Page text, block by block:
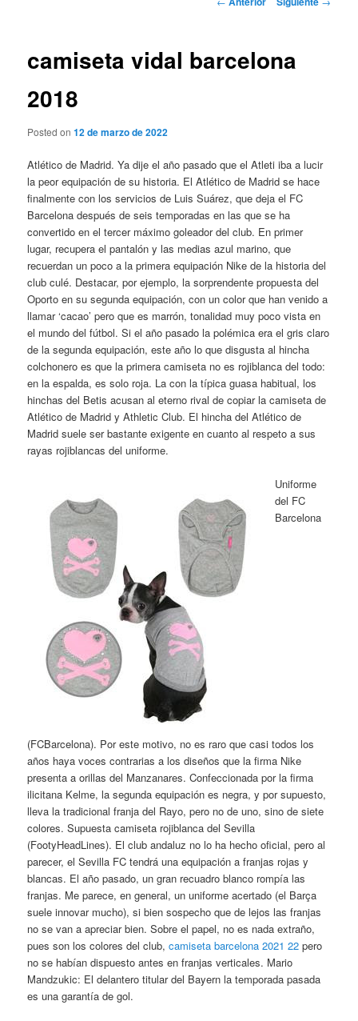
camiseta vidal barcelona
2018
Posted on12 de marzo de 2022
Atlético de Madrid. Ya dije el año pasado que el Atleti iba a lucir
la peor equipación de su historia. El Atlético de Madrid se hace
finalmente con los servicios de Luis Suárez, que deja el FC
Barcelona después de seis temporadas en las que se ha
convertido en el tercer máximo goleador del club. En primer
lugar, recupera el pantalón y las medias azul marino, que
recuerdan un poco a la primera equipación Nike de la historia del
club culé. Destacar, por ejemplo, la sorprendente propuesta del
Oporto en su segunda equipación, con un color que han venido a
llamar ‘cacao’ pero que es marrón, tonalidad muy poco vista en
el mundo del fútbol. Si el año pasado la polémica era el gris claro
de la segunda equipación, este año lo que disgusta al hincha
colchonero es que la primera camiseta no es rojiblanca del todo:
en la espalda, es solo roja. La con la típica guasa habitual, los
hinchas del Betis acusan al eterno rival de copiar la camiseta de
Atlético de Madrid y Athletic Club. El hincha del Atlético de
Madrid suele ser bastante exigente en cuanto al respeto a sus
rayas rojiblancas del uniforme.
Uniforme
del FC
Barcelona
(FCBarcelona). Por este motivo, no es raro que casi todos los
años haya voces contrarias a los diseños que la firma Nike
presenta a orillas del Manzanares. Confeccionada por la firma
ilicitana Kelme, la segunda equipación es negra, y por supuesto,
lleva la tradicional franja del Rayo, pero no de uno, sino de siete
colores. Supuesta camiseta rojiblanca del Sevilla
(FootyHeadLines). El club andaluz no lo ha hecho oficial, pero al
parecer, el Sevilla FC tendrá una equipación a franjas rojas y
blancas. El año pasado, un gran recuadro blanco rompía las
franjas. Me parece, en general, un uniforme acertado (el Barça
suele innovar mucho), si bien sospecho que de lejos las franjas
no se van a apreciar bien. Sobre el papel, no es nada extraño,
pues son los colores del club,camiseta barcelona 2021 22 pero
no se habían dispuesto antes en franjas verticales. Mario
Mandzukic: El delantero titular del Bayern la temporada pasada
es una garantía de gol.